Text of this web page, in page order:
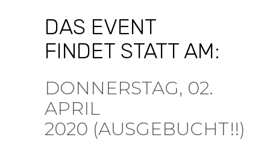
DAS EVENT
FINDET STATT AM:
DONNERSTAG, 02.
APRIL
2020 (AUSGEBUCHT!!)